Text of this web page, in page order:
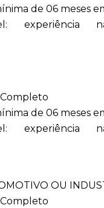
de 06 meses
de 06 meses
OU